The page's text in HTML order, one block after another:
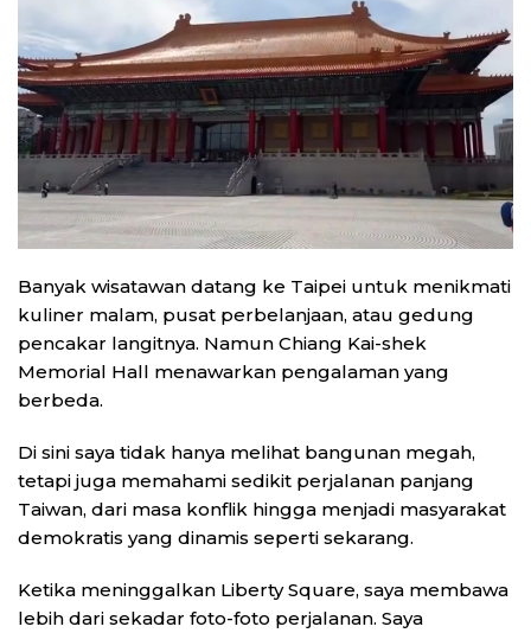
Banyak wisatawan datang ke Taipei untuk menikmati
kuliner malam, pusat perbelanjaan, atau gedung
pencakar langitnya. Namun Chiang Kai-shek
Memorial Hall menawarkan pengalaman yang
berbeda.
Di sini saya tidak hanya melihat bangunan megah,
tetapi juga memahami sedikit perjalanan panjang
Taiwan, dari masa konflik hingga menjadi masyarakat
demokratis yang dinamis seperti sekarang.
Ketika meninggalkan Liberty Square, saya membawa
lebih dari sekadar foto-foto perjalanan. Saya